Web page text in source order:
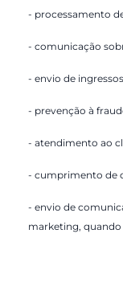
- processamento
- comunicação
- envio de
- prevenção à
- atendimento ao
- cumprimento de
- envio de
marketing,